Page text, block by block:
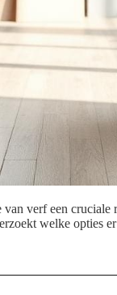
verf een
welke opties